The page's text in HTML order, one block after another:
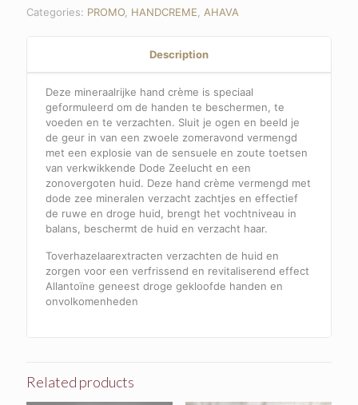
–
Categories: PROMO HANDCREME AHAVA
Description
Deze mineraalrijke hand crème is speciaal
geformuleerd om de handen te beschermen, te
voeden en te verzachten. Sluit je ogen en beeld je
de geur in van een zwoele zomeravond vermengd
met een explosie van de sensuele en zoute toetsen
van verkwikkende Dode Zeelucht en een
zonovergoten huid. Deze hand crème vermengd met
dode zee mineralen verzacht zachtjes en effectief
de ruwe en droge huid, brengt het vochtniveau in
balans, beschermt de huid en verzacht haar.
Toverhazelaarextracten verzachten de huid en
zorgen voor een verfrissend en revitaliserend effect
Allantoïne geneest droge gekloofde handen en
onvolkomenheden
Related products